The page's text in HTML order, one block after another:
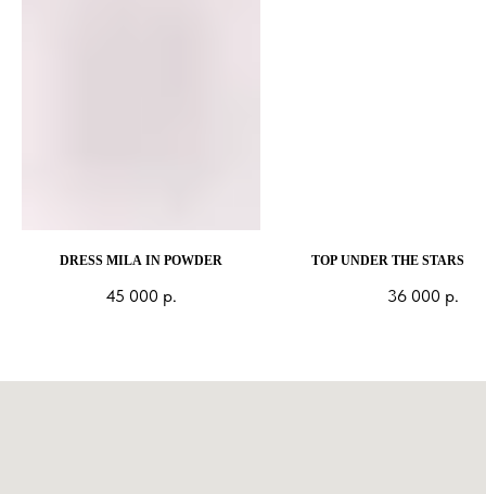
DRESS MILA IN POWDER
45 000 р.
TOP UNDER THE STARS
36 000 р.